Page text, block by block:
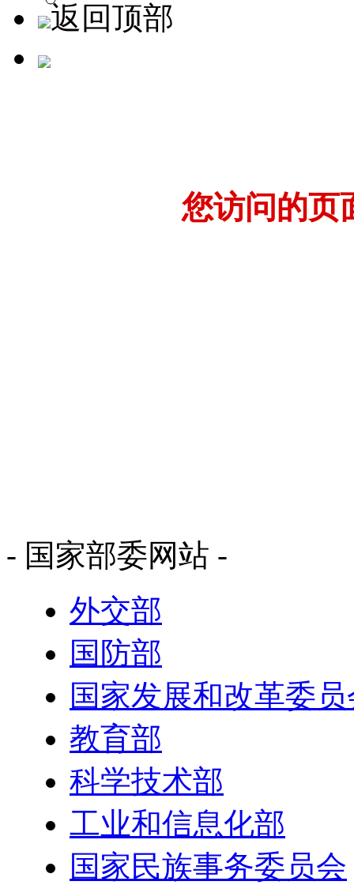
返回顶部
您访问的页
- 国家部委网站 -
外交部
国防部
国家发展和改革委
教育部
科学技术部
工业和信息化部
国家民族事务委员会